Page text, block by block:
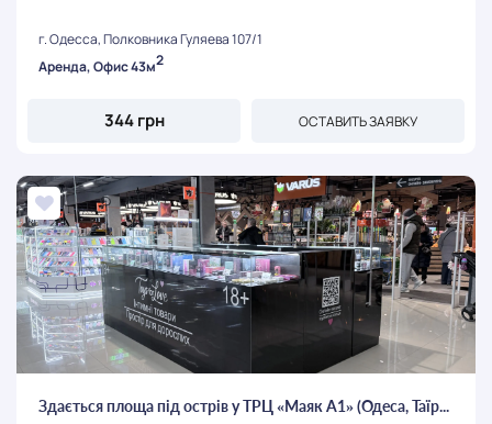
г. Одесса, Полковника Гуляева 107/1
Аренда, Офис 43м2
344 грн ОСТАВИТЬ ЗАЯВКУ
Здається площа під острів у ТРЦ «Маяк А1» (Одеса, Таїр...